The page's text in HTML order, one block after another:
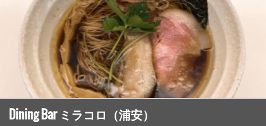
Dining Bar ミラコロ（浦安）